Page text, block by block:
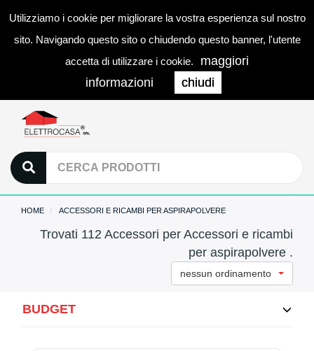
Utilizziamo i cookie per migliorare la vostra esperienza sul nostro
sito. Navigando questo sito o chiudendo questo banner, l'utente
accetta di utilizzare i cookie.
maggiori
informazioni
chiudi
0
HOME ACCESSORI E RICAMBI PER ASPIRAPOLVERE
Trovati 112 Accessori per Accessori e ricambi
per aspirapolvere .
nessun ordinamento
BUDGET